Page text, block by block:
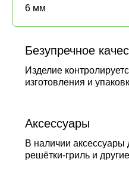
6 мм
Безупречное
Изделие
изготовления и
Аксессуары
В наличии
решётки-гриль и другие